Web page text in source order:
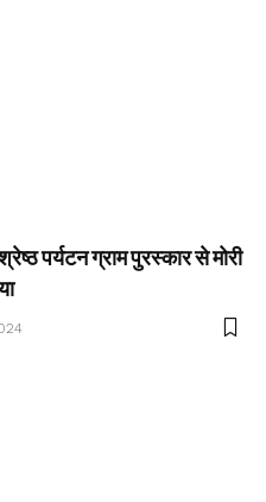
पर्यटन ग्राम पुरस्कार से मोरी